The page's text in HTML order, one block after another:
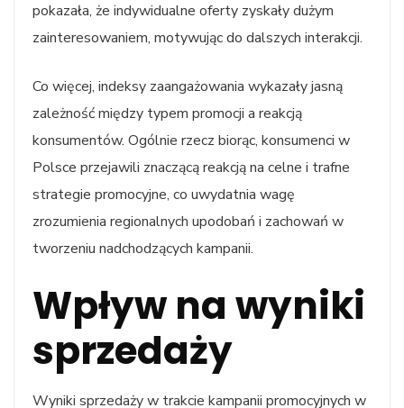
pokazała, że indywidualne oferty zyskały dużym
zainteresowaniem, motywując do dalszych interakcji.
Co więcej, indeksy zaangażowania wykazały jasną
zależność między typem promocji a reakcją
konsumentów. Ogólnie rzecz biorąc, konsumenci w
Polsce przejawili znaczącą reakcją na celne i trafne
strategie promocyjne, co uwydatnia wagę
zrozumienia regionalnych upodobań i zachowań w
tworzeniu nadchodzących kampanii.
Wpływ na wyniki
sprzedaży
Wyniki sprzedaży w trakcie kampanii promocyjnych w